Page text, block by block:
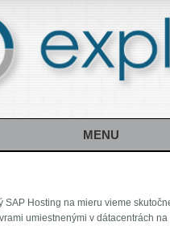
MENU
SAP Hosting na mieru vieme
umiestnenými v dátacentrách